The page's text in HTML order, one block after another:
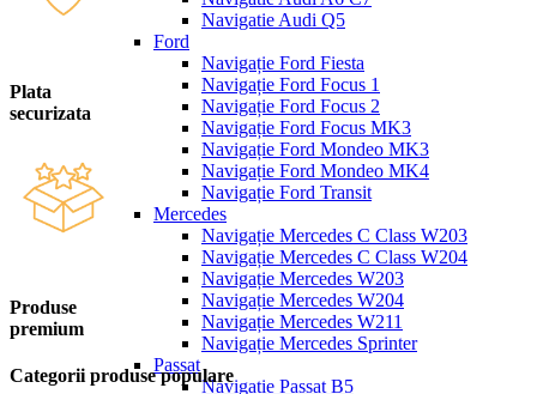
Navigatie Audi Q5
Ford
Navigație Ford Fiesta
Navigație Ford Focus 1
Navigație Ford Focus 2
Navigație Ford Focus MK3
Navigație Ford Mondeo MK3
Navigație Ford Mondeo MK4
Navigație Ford Transit
Mercedes
Navigație Mercedes C Class W203
Navigație Mercedes C Class W204
Navigație Mercedes W203
Navigație Mercedes W204
Navigație Mercedes W211
Navigație Mercedes Sprinter
Passat
Navigație Passat B5
Plata
securizata
Produse
premium
Categorii produse populare